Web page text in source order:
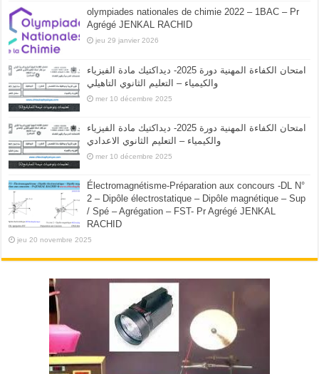
olympiades nationales de chimie 2022 – 1BAC – Pr
Agrégé JENKAL RACHID
jeu 29 janvier 2026
امتحان الكفاءة المهنية دورة 2025- ديداكتيك مادة الفيزياء
والكيمياء – التعليم الثانوي التاهيلي
mer 10 décembre 2025
امتحان الكفاءة المهنية دورة 2025- ديداكتيك مادة الفيزياء
والكيمياء – التعليم الثانوي الاعدادي
mer 10 décembre 2025
Électromagnétisme-Préparation aux concours -DL N°
2 – Dipôle électrostatique – Dipôle magnétique – Sup
/ Spé – Agrégation – FST- Pr Agrégé JENKAL
RACHID
jeu 20 novembre 2025